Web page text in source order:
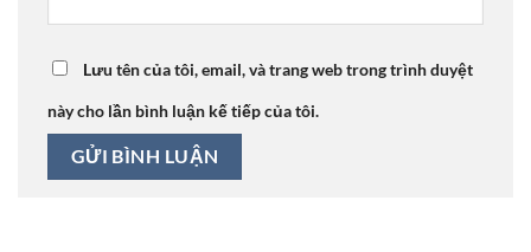
Lưu tên của tôi, email, và trang web trong trình duyệt
này cho lần bình luận kế tiếp của tôi.